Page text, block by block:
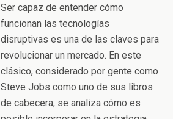
Ser capaz de entender cómo
funcionan las tecnologías
disruptivas es una de las claves para
revolucionar un mercado. En este
clásico, considerado por gente como
Steve Jobs como uno de sus libros
de cabecera, se analiza cómo es